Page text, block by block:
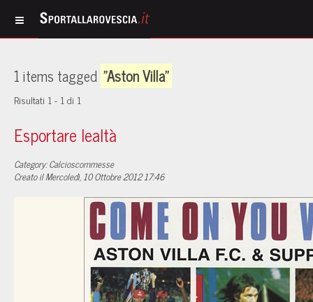
1 items tagged "Aston Villa"
Risultati 1 - 1 di 1
Esportare lealtà
Category: Calcioscommesse
Creato il Mercoledì, 10 Ottobre 2012 17:46